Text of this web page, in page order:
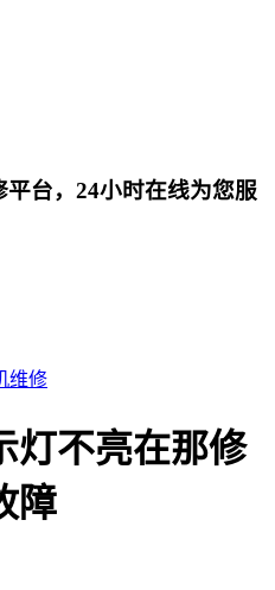
台，24小时在线为您服
维修
灯不亮在那修
障